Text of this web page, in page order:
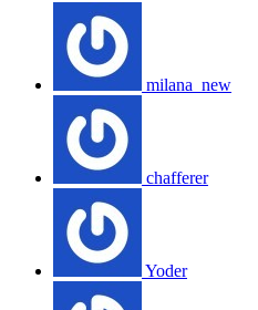
milana_new
chafferer
Yoder